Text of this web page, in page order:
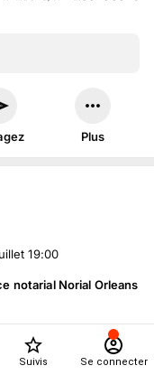
Plus
19:00
notarial Norial Orleans
Suivis Se connecter